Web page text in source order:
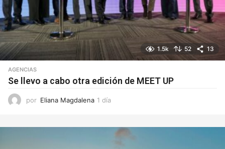
1.5k 52 13
AGENCIAS
Se llevo a cabo otra edición de MEET UP
por Eliana Magdalena 1 día
a